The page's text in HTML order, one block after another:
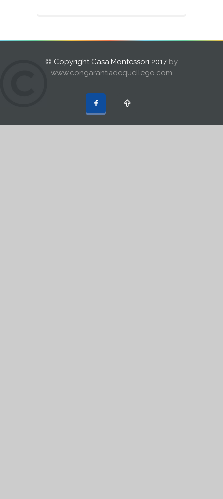
© Copyright Casa Montessori 2017 by
www.congarantiadequellego.com